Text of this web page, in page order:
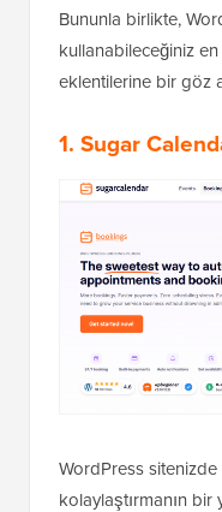
Bununla birlikte,
kullanabileceğiniz
eklentilerine bir göz
1. Sugar
WordPress sitenizde
kolaylaştırmanın